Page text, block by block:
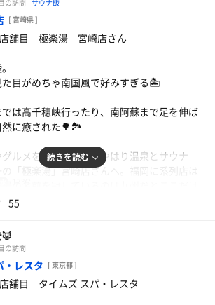
はコーヒー無料
ンの方が好き。 ラゾーナの桝本が流行ら
ニュータンのせい？
の訪問 サウナ飯
[ 宮崎県 ]
舗目 極楽湯 宮崎店さん
た目がめちゃ南国風で好みすぎる🏝️
は高千穂峡行ったり、南阿蘇まで足を伸ば
然に癒された🌳🏞️
ルメを満喫した後はやはり温泉とサウナ
の「極楽湯」宮崎店さんへ。福岡に系列店は
よってサウナ室のコンディションにバラツ
ジ。こちらはどうだろうとワクワクしなが
る、超高湿度、高温なサウナ！これはいい
続きを読む
55
の訪問
・レスタ [ 東京都 ]
舗目 タイムズ スパ・レスタ